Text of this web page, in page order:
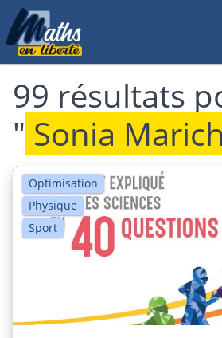
99 résultats
" Sonia
Optimisation
Physique
Sport